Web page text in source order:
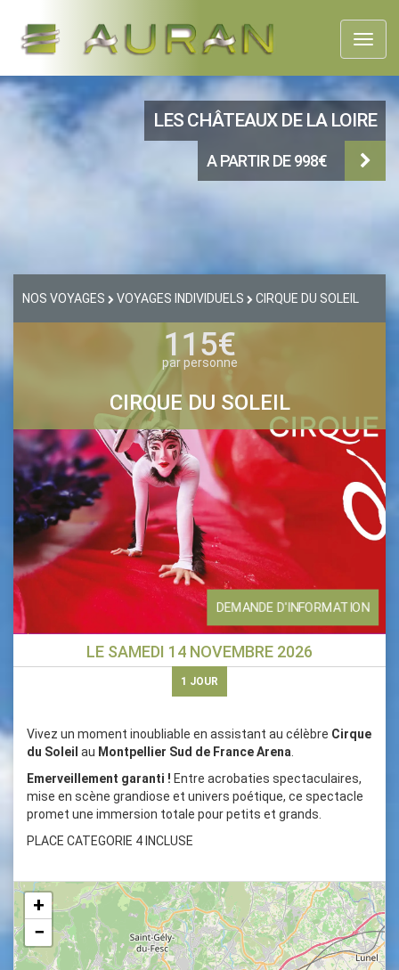
LES CHÂTEAUX DE LA LOIRE
A PARTIR DE 998€
NOS VOYAGES VOYAGES INDIVIDUELS CIRQUE DU SOLEIL
115€
par personne
CIRQUE DU SOLEIL
DEMANDE D'INFORMATION
LE SAMEDI 14 NOVEMBRE 2026
1 JOUR
Vivez un moment inoubliable en assistant au célèbre Cirque
du Soleil au Montpellier Sud de France Arena
Emerveillement garanti ! Entre acrobaties spectaculaires,
mise en scène grandiose et univers poétique, ce spectacle
promet une immersion totale pour petits et grands.
PLACE CATEGORIE 4 INCLUSE
+
−